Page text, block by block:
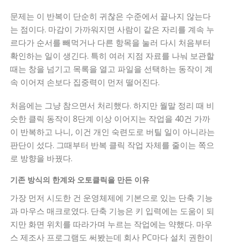
문제는 이 반복이 단순히 귀찮은 수준에서 끝나지 않는다
는 점이다. 마감이 가까워지면 사람이 같은 자리를 계속 누
르다가 순서를 빼먹거나 다른 항목을 눌러 다시 처음부터
확인하는 일이 생긴다. 특히 여러 지점 자료를 나눠 보관할
때는 창을 넘기고 목록을 열고 파일을 선택하는 동작이 계
속 이어져 손보다 집중력이 먼저 떨어진다.
처음에는 그냥 참으면서 처리했다. 하지만 월말 정리 때 비
슷한 클릭 동작이 8단계 이상 이어지는 작업을 40건 가까
이 반복하고 나니, 이건 개인 숙련도로 버틸 일이 아니라는
판단이 섰다. 그때부터 반복 클릭 작업 자체를 줄이는 쪽으
로 방향을 바꿨다.
기존 방식의 한계와 오토클릭을 만든 이유
가장 먼저 시도한 건 운영체제에 기본으로 있는 단축 기능
과 마우스 매크로였다. 단축 기능은 키 입력에는 도움이 되
지만 화면 위치를 따라가며 누르는 작업에는 약했다. 마우
스 제조사 프로그램도 써봤는데 회사 PC마다 설치 권한이